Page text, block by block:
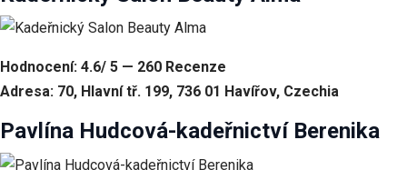
Hodnocení: 4.6/ 5 — 260 Recenze
Adresa: 70, Hlavní tř. 199, 736 01 Havířov, Czechia
Pavlína Hudcová-kadeřnictví Berenika
Marketing
Sdílením svých
při návštěvě našich
stránek zvyšujete
personalizovaného
obsahu a nabídek.